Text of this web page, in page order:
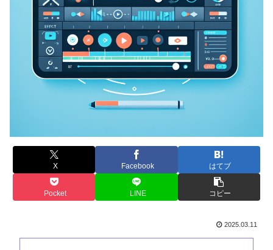
X Facebook はてブ
Pocket LINE コピー
2025.03.11